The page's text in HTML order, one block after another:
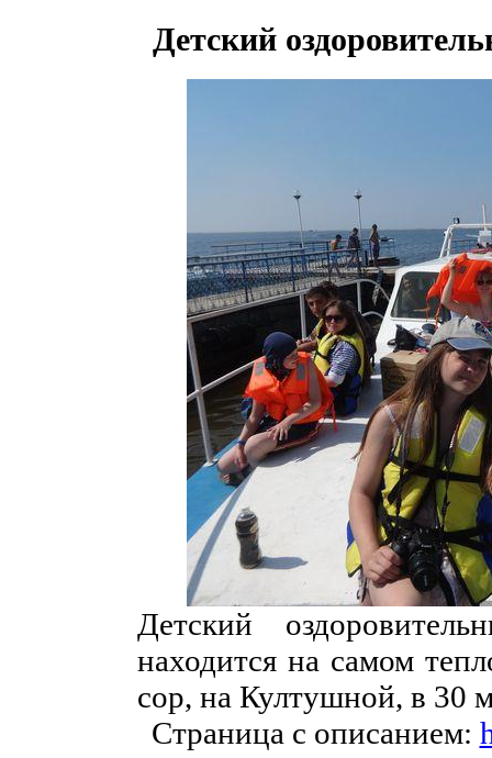
Детский
Детский
находится на самом
сор, на Култушной, в 30
Страница с описанием: